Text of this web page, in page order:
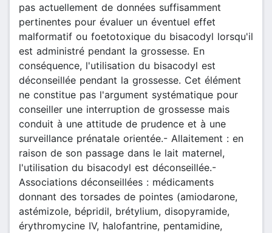
pas actuellement de données suffisamment
pertinentes pour évaluer un éventuel effet
malformatif ou foetotoxique du bisacodyl lorsqu'il
est administré pendant la grossesse. En
conséquence, l'utilisation du bisacodyl est
déconseillée pendant la grossesse. Cet élément
ne constitue pas l'argument systématique pour
conseiller une interruption de grossesse mais
conduit à une attitude de prudence et à une
surveillance prénatale orientée.- Allaitement : en
raison de son passage dans le lait maternel,
l'utilisation du bisacodyl est déconseillée.-
Associations déconseillées : médicaments
donnant des torsades de pointes (amiodarone,
astémizole, bépridil, brétylium, disopyramide,
érythromycine IV, halofantrine, pentamidine,